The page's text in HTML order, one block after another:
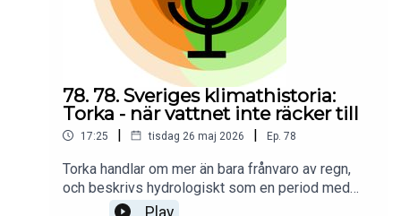
78. 78. Sveriges klimathistoria:
Torka - när vattnet inte räcker till
17:25 | tisdag 26 maj 2026 | Ep. 78
Torka handlar om mer än bara frånvaro av regn,
och beskrivs hydrologiskt som en period med
underskott av vatten i mark, vattendrag eller
Play